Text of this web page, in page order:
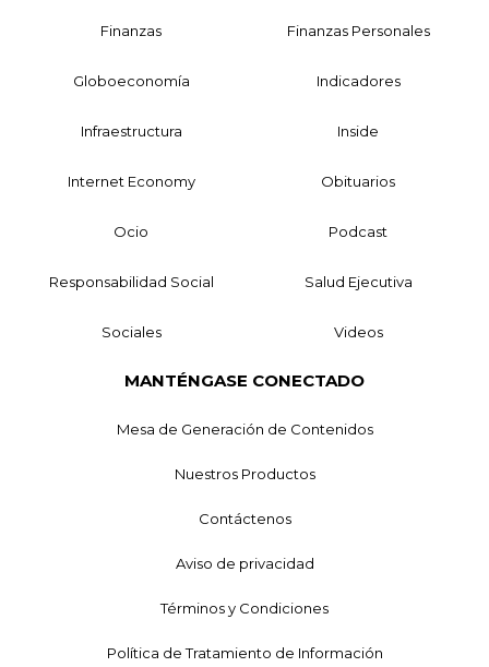
Finanzas Finanzas Personales
Globoeconomía Indicadores
Infraestructura Inside
Internet Economy Obituarios
Ocio Podcast
Responsabilidad Social Salud Ejecutiva
Sociales Videos
MANTÉNGASE CONECTADO
Mesa de Generación de Contenidos
Nuestros Productos
Contáctenos
Aviso de privacidad
Términos y Condiciones
Política de Tratamiento de Información